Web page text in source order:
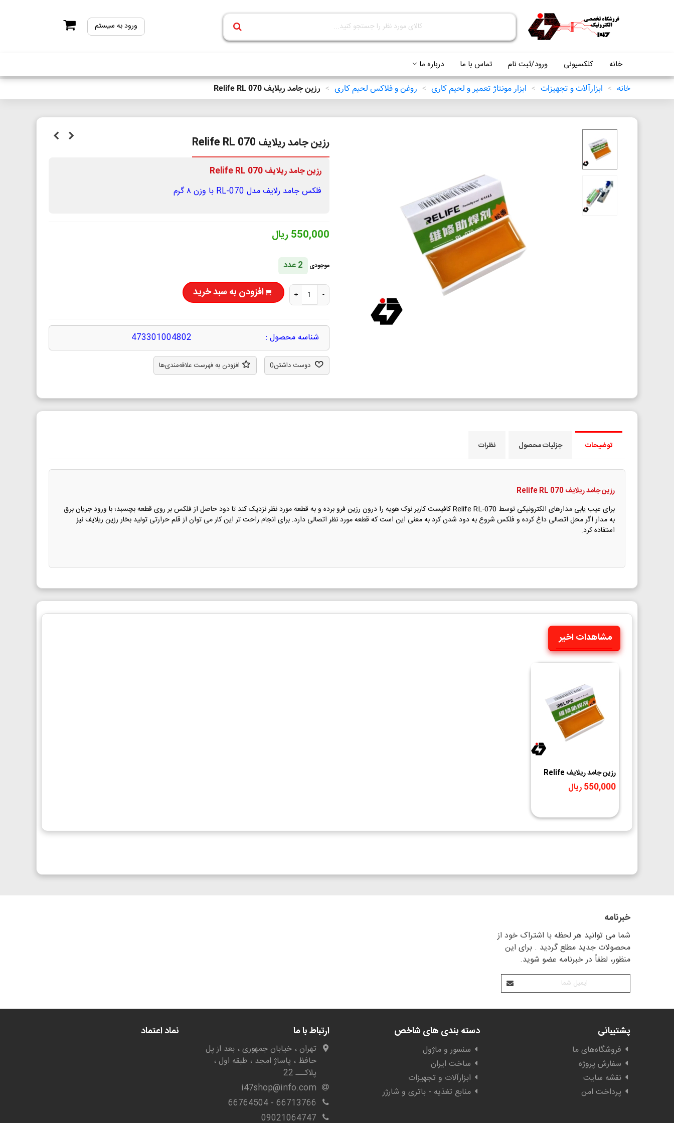
ورود به سیستم
خانه کلکسیونی ورود/ثبت نام تماس با ما درباره ما
خانه > ابزارآلات و تجهیزات > ابزار مونتاژ تعمیر و لحیم کاری > روغن و فلاکس لحیم کاری > رزين جامد ريلايف Relife RL 070
رزين جامد ريلايف Relife RL 070
رزين جامد ريلايف Relife RL 070
فلکس جامد رلایف مدل RL-070 با وزن ۸ گرم
550,000 ریال
موجودی 2 عدد
-
+ افزودن به سبد خرید
شناسه محصول : 473301004802
دوست داشتن0 افزودن به فهرست علاقه‌مندی‌ها
توضیحات جزئیات محصول نظرات
رزين جامد ريلايف Relife RL 070
برای عیب یابی مدارهای الکترونیکی توسط Relife RL-070 کافیست کاربر نوک هویه را درون رزین فرو برده و به قطعه مورد نظر نزدیک کند تا دود حاصل از فلکس بر روی قطعه بچسبد؛ با ورود جریان برق
به مدار اگر محل اتصالی داغ کرده و فلکس شروع به دود شدن کرد به معنی این است که قطعه مورد نظر اتصالی دارد. برای انجام راحت تر این کار می توان از قلم حرارتی تولید بخار رزین ریلایف نیز
استفاده کرد.
مشاهدات اخیر
رزين جامد ريلايف Relife
RL 070
550,000 ریال
خبرنامه
شما می توانید هر لحظه با اشتراک خود از
محصولات جدید مطلع گردید . برای این
منظور، لطفاً در خبرنامه عضو شوید.
پشتیبانی
فروشگاه‌های ما
سفارش پروژه
نقشه سایت
پرداخت امن
دسته بندی های شاخص
سنسور و ماژول
ساخت ایران
ابزارآلات و تجهیزات
منابع تغذیه - باتری و شارژر
ارتباط با ما
تهران ، خیابان جمهوری ، بعد از پل
حافظ ، پاساژ امجد ، طبقه اول ،
پلاکـــ 22
i47shop@info.com
66713766 - 66764504
09021064747
نماد اعتماد